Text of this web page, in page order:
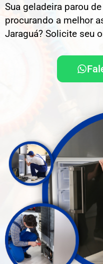
Sua geladeira parou
procurando a melhor
Jaraguá? Solicite seu